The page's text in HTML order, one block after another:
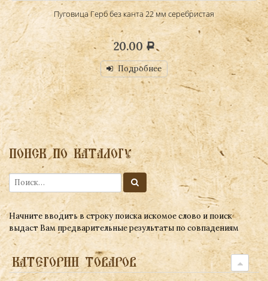
Пуговица Герб без канта 22 мм серебристая
20.00Р
Подробнее
ПОИСК ПО КАТАЛОГУ
Начните вводить в строку поиска искомое слово и поиск
выдаст Вам предварительные результаты по совпадениям
КАТЕГОРИИ ТОВАРОВ